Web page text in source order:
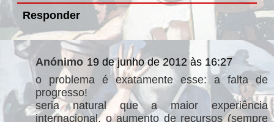
Responder
Anónimo 19 de junho de 2012 às 16:27
o problema é exatamente esse: a falta de
progresso!
seria natural que a maior experiência
internacional, o aumento de recursos (sempre